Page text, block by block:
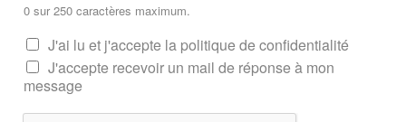
0 sur 250 caractères maximum.
J'ai lu et j'accepte la politique de confidentialité
J'accepte recevoir un mail de réponse à mon
message